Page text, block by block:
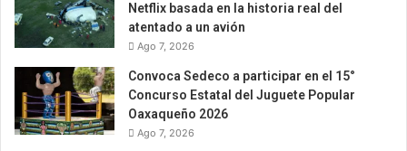
Netflix basada en la historia real del
atentado a un avión
Ago 7, 2026
Convoca Sedeco a participar en el 15°
Concurso Estatal del Juguete Popular
Oaxaqueño 2026
Ago 7, 2026